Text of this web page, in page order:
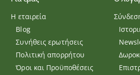
Η εταιρεία
Blog
Συνήθεις ερωτήσεις
Πολιτική απορρήτου
Όροι και Προϋποθέσεις